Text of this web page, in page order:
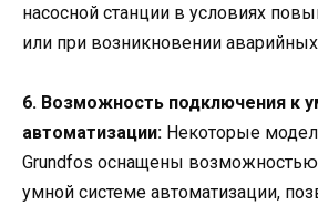
насосной станции в условиях
или при возникновении аварийных
6. Возможность подключения к
автоматизации: Некоторые
Grundfos оснащены
умной системе автоматизации,